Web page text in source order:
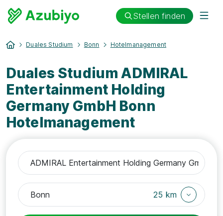
Stellen finden
Duales Studium Bonn Hotelmanagement
Duales Studium ADMIRAL
Entertainment Holding
Germany GmbH Bonn
Hotelmanagement
25 km